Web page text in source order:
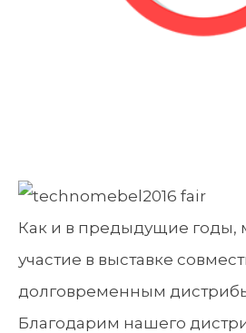
Как и в предыдущие годы,
участие в выставке
долговременным
Благодарим нашего